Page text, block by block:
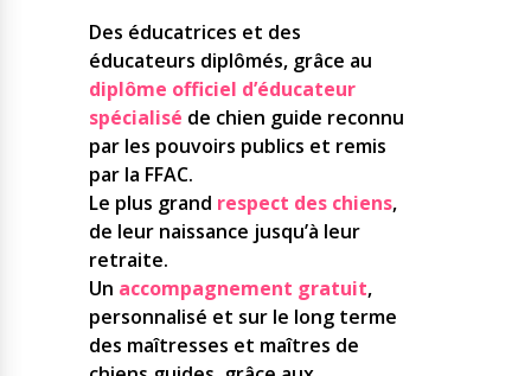
Des éducatrices et des
éducateurs diplômés, grâce au
diplôme officiel d’éducateur
spécialisé de chien guide reconnu
par les pouvoirs publics et remis
par la FFAC.
Le plus grand respect des chiens,
de leur naissance jusqu’à leur
retraite.
Un accompagnement gratuit,
personnalisé et sur le long terme
des maîtresses et maîtres de